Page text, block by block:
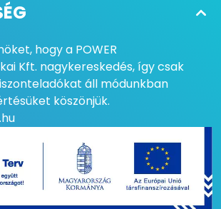
hogy a POWER
Kft. nagykereskedés, így csak
áll módunkban
köszönjük.